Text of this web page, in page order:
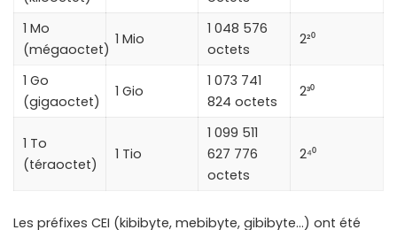
1 Mo
(mégaoctet)
1 Mio
1 048 576
octets
2²⁰
1 Go
(gigaoctet)
1 Gio
1 073 741
824 octets
2³⁰
1 To
(téraoctet)
1 Tio
1 099 511
627 776
octets
2⁴⁰
Les préfixes CEI (kibibyte, mebibyte, gibibyte…) ont été